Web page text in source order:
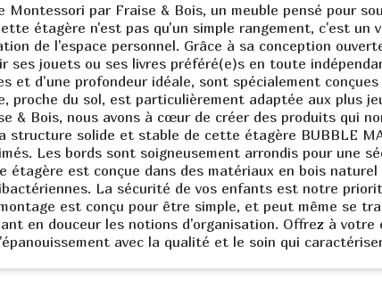
Montessori par Fraise & Bois, un meuble pensé pour
étagère n'est pas qu'un simple rangement, c'est un
de l'espace personnel. Grâce à sa conception
ses jouets ou ses livres préféré(e)s en toute
et d'une profondeur idéale, sont spécialement
proche du sol, est particulièrement adaptée aux plus
& Bois, nous avons à cœur de créer des produits qui
structure solide et stable de cette étagère BUBBLE
Les bords sont soigneusement arrondis pour une
étagère est conçue dans des matériaux en bois
La sécurité de vos enfants est notre
est conçu pour être simple, et peut même se
en douceur les notions d'organisation. Offrez à votre
avec la qualité et le soin qui